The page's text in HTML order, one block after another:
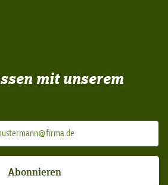
mit unserem
Abonnieren